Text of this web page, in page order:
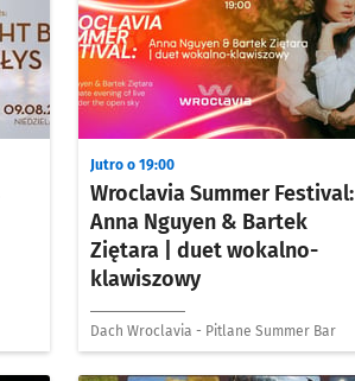
Wroclavia Summer Festival:
Anna Nguyen & Bartek
Ziętara | duet wokalno-
klawiszowy
Jutro o 19:00
Dach Wroclavia - Pitlane Summer Bar